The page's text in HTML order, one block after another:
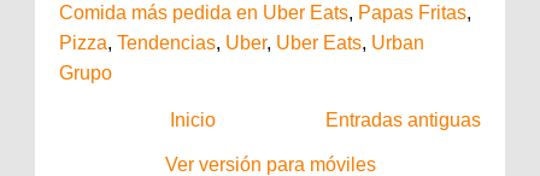
Comida más pedida en Uber Eats, Papas Fritas,
Pizza, Tendencias, Uber, Uber Eats, Urban
Grupo
Entradas antiguas
Inicio
Ver versión para móviles